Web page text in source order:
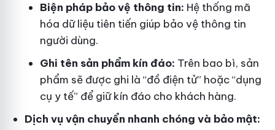
Biện pháp bảo vệ thông tin: Hệ thống mã
hóa dữ liệu tiên tiến giúp bảo vệ thông tin
người dùng.
Ghi tên sản phẩm kín đáo: Trên bao bì, sản
phẩm sẽ được ghi là “đồ điện tử” hoặc “dụng
cụ y tế” để giữ kín đáo cho khách hàng.
Dịch vụ vận chuyển nhanh chóng và bảo mật: